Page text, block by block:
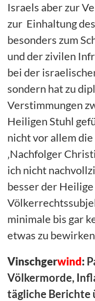
Israels aber zur
zur Einhaltung
besonders zum
und der zivilen
bei der
sondern hat zu
Verstimmungen
Heiligen Stuhl
nicht vor allem
‚Nachfolger
ich nicht
besser der
minimale bis gar
etwas zu
Vinschgerwind:
Völkermorde,
tägliche Berichte